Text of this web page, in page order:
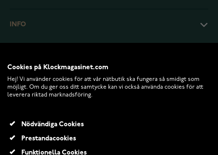
INFO
© 2026 Klockmagasinet.com
Cookies på Klockmagasinet.com
Hej! Vi använder cookies för att vår nätbutik ska fungera så smidigt som
möjligt. Om du ger oss ditt samtycke kan vi också använda cookies för att
leverera riktad marknadsföring.
Nödvändiga Cookies
Prestandacookies
Funktionella Cookies